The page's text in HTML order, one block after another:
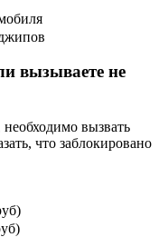
вызываете не
вызвать
что заблокировано